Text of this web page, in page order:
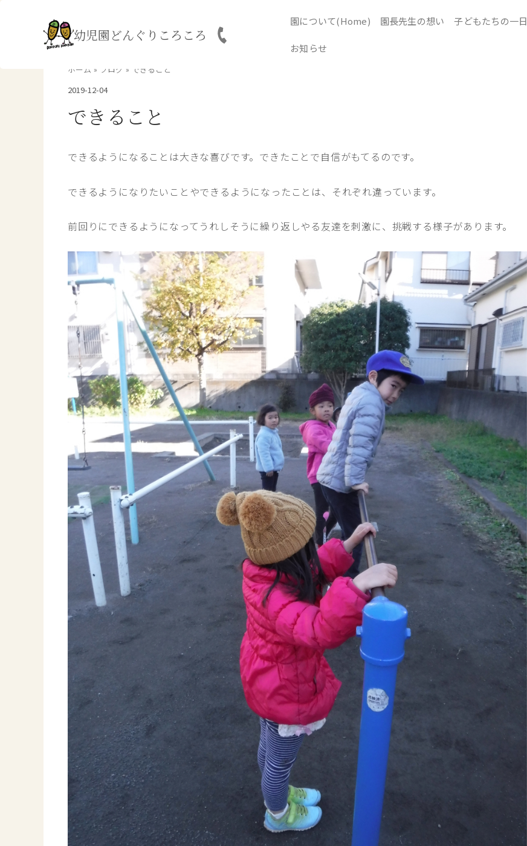
幼児園どんぐりころころ
園について(Home) 園長先生の想い 子どもたちの一日
お知らせ
ホーム ブログ
できること
2019-12-04
できること
できるようになることは大きな喜びです。できたことで自信がもてるのです。
できるようになりたいことやできるようになったことは、それぞれ違っています。
前回りにできるようになってうれしそうに繰り返しやる友達を刺激に、挑戦する様子があります。